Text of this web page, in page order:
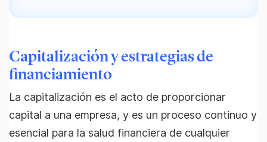
Capitalización y estrategias de
financiamiento
La capitalización es el acto de proporcionar
capital a una empresa, y es un proceso continuo y
esencial para la salud financiera de cualquier